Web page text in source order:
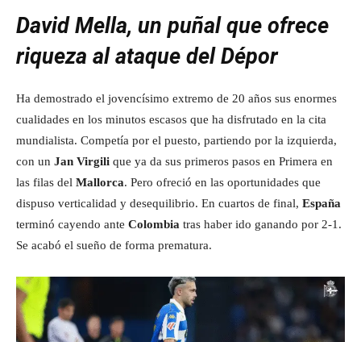
David Mella, un puñal que ofrece
riqueza al ataque del Dépor
Ha demostrado el jovencísimo extremo de 20 años sus enormes
cualidades en los minutos escasos que ha disfrutado en la cita
mundialista. Competía por el puesto, partiendo por la izquierda,
con un Jan Virgili que ya da sus primeros pasos en Primera en
las filas del Mallorca. Pero ofreció en las oportunidades que
dispuso verticalidad y desequilibrio. En cuartos de final, España
terminó cayendo ante Colombia tras haber ido ganando por 2-1.
Se acabó el sueño de forma prematura.